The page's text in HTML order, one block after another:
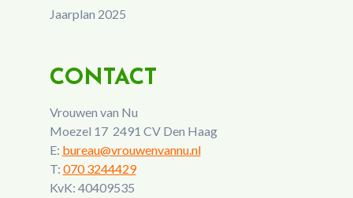
Jaarplan 2025
CONTACT
Vrouwen van Nu
Moezel 17 2491 CV Den Haag
E: bureau@vrouwenvannu.nl
T: 070 3244429
KvK: 40409535